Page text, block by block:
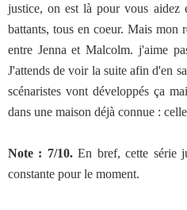
justice, on est là pour vous aidez
battants, tous en coeur. Mais mon
entre Jenna et Malcolm. j'aime
J'attends de voir la suite afin d'en
scénaristes vont développés ça
dans une maison déjà connue :
Note : 7/10.En bref, cette série
constante pour le moment.